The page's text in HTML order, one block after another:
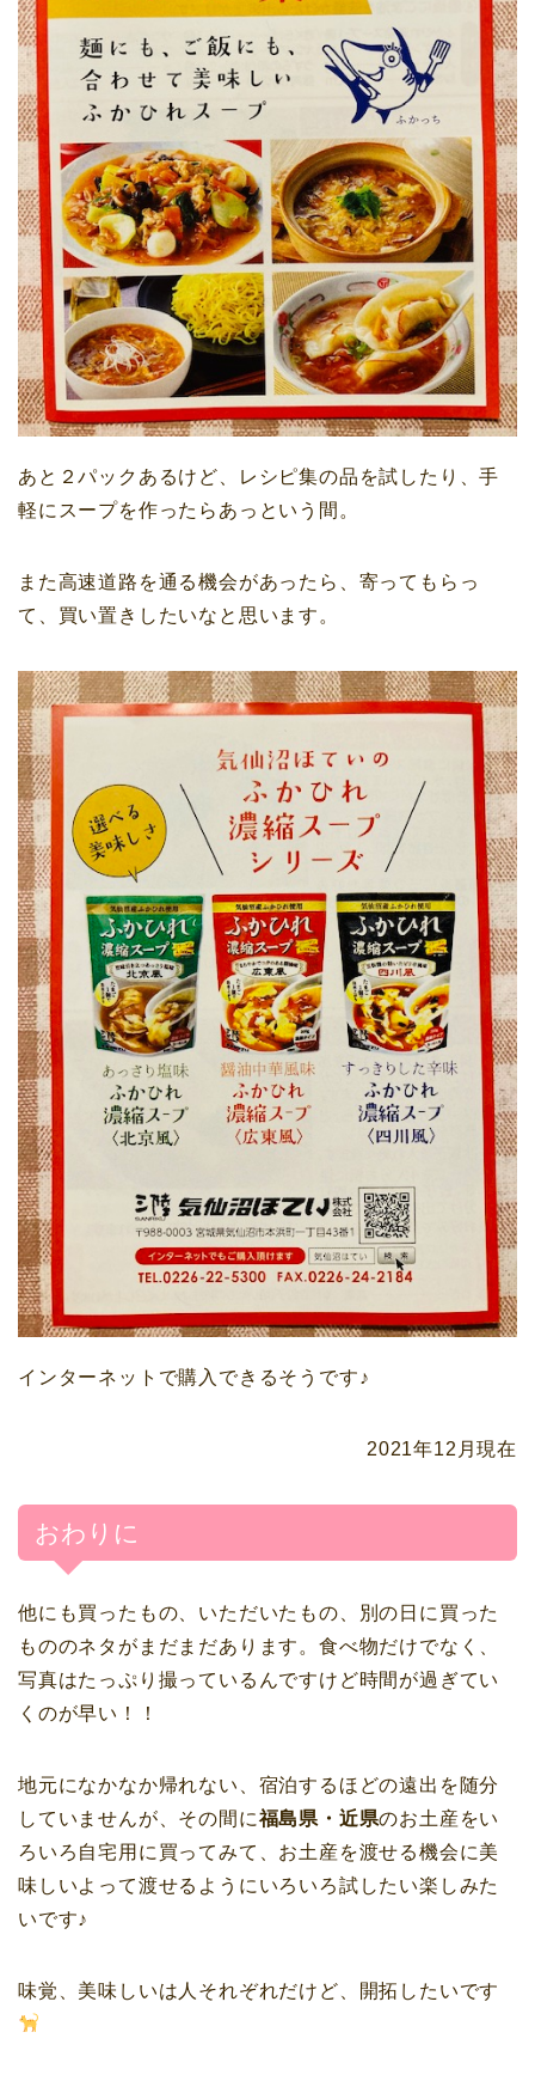
あと２パックあるけど、レシピ集の品を試したり、手
軽にスープを作ったらあっという間。
また高速道路を通る機会があったら、寄ってもらっ
て、買い置きしたいなと思います。
インターネットで購入できるそうです♪
2021年12月現在
おわりに
他にも買ったもの、いただいたもの、別の日に買った
もののネタがまだまだあります。食べ物だけでなく、
写真はたっぷり撮っているんですけど時間が過ぎてい
くのが早い！！
地元になかなか帰れない、宿泊するほどの遠出を随分
していませんが、その間に福島県・近県のお土産をい
ろいろ自宅用に買ってみて、お土産を渡せる機会に美
味しいよって渡せるようにいろいろ試したい楽しみた
いです♪
味覚、美味しいは人それぞれだけど、開拓したいです